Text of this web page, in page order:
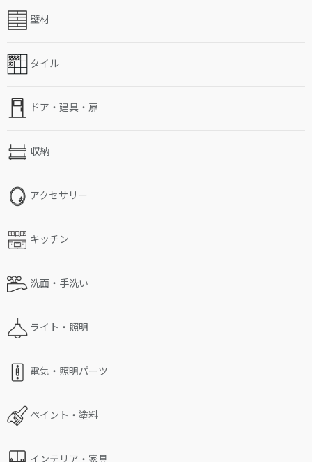
壁材
タイル
ドア・建具・扉
収納
アクセサリー
キッチン
洗面・手洗い
ライト・照明
電気・照明パーツ
ペイント・塗料
インテリア・家具